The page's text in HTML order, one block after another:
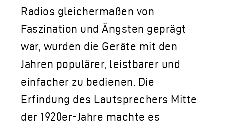
Radios gleichermaßen von
Faszination und Ängsten geprägt
war, wurden die Geräte mit den
Jahren populärer, leistbarer und
einfacher zu bedienen. Die
Erfindung des Lautsprechers Mitte
der 1920er-Jahre machte es